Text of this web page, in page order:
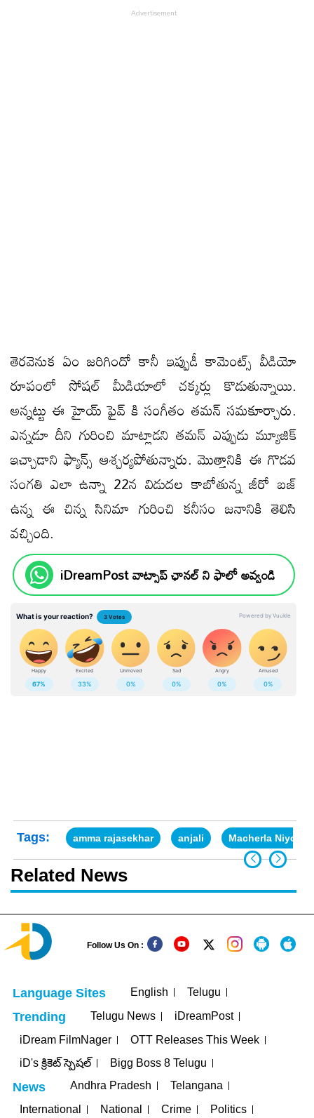
తెరవెనుక ఏం జరిగిందో కానీ ఇప్పుడీ కామెంట్స్ వీడియో
రూపంలో సోషల్ మీడియాలో చక్కర్లు కొడుతున్నాయి.
అన్నట్టు ఈ హైయ్ ఫైవ్ కి సంగీతం తమన్ సమకూర్చారు.
ఎన్నడూ దీని గురించి మాట్లాడని తమన్ ఎప్పుడు మ్యూజిక్
ఇచ్చాడాని ఫ్యాన్స్ ఆశ్చర్యపోతున్నారు. మొత్తానికి ఈ గొడవ
సంగతి ఎలా ఉన్నా 22న విడుదల కాబోతున్న జీరో బజ్
ఉన్న ఈ చిన్న సినిమా గురించి కనీసం జనానికి తెలిసి
వచ్చింది.
iDreamPost వాట్సాప్ ఛానల్ ని ఫాలో అవ్వండి
Tags: amma rajasekhar anjali Macherla
Related News
Follow Us On :
Language Sites English Telugu
Trending Telugu News
iDreamPost
iDream FilmNager
OTT Releases This Week
iD's క్రికెట్ స్పెషల్
Bigg Boss 8 Telugu
News Andhra Pradesh
Telangana
International
National Crime Politics